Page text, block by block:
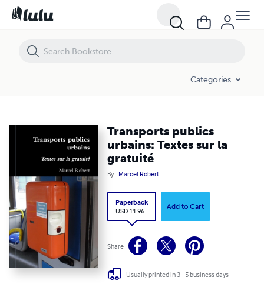
Categories
Transports publics
urbains: Textes sur la
gratuité
By Marcel Robert
Paperback
USD 11.96
Add to Cart
Share
Usually printed in 3 - 5 business days
Transports publics urbains: Textes sur la gratuité